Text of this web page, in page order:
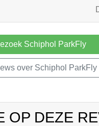
Schiphol ParkFly
over Schiphol ParkFly
OP DEZE